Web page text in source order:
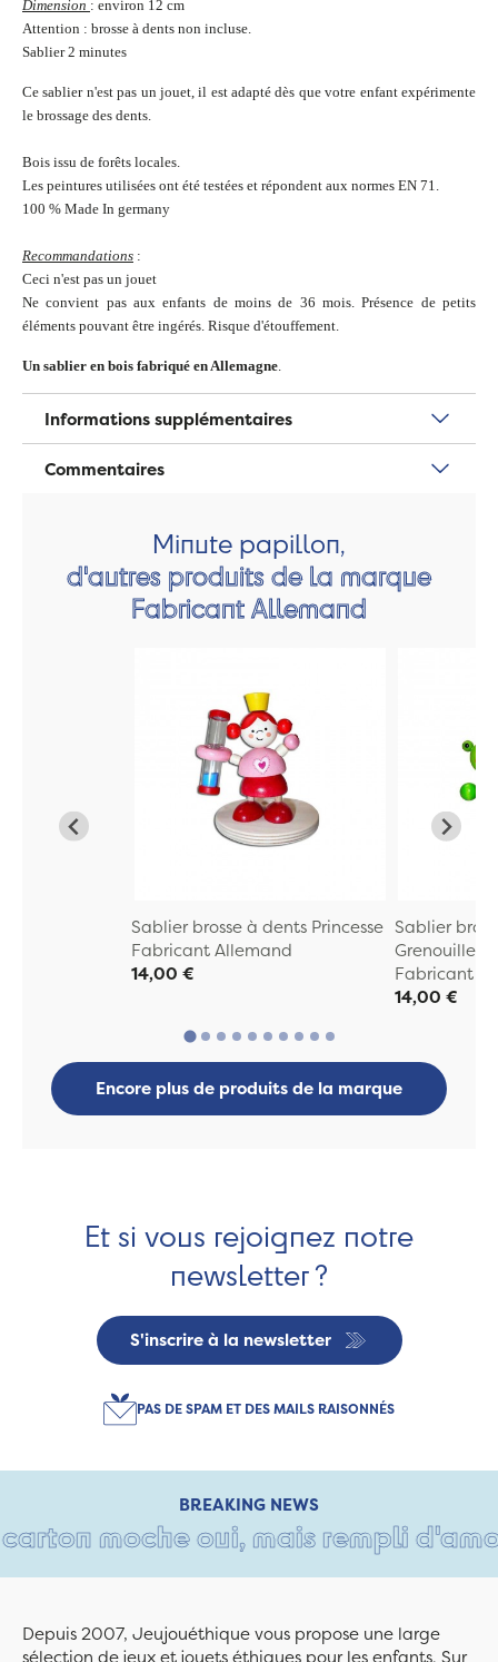
Dimension : environ 12 cm
Attention : brosse à dents non incluse.
Sablier 2 minutes
Ce sablier n'est pas un jouet, il est adapté dès que votre enfant expérimente
le brossage des dents.
Bois issu de forêts locales.
Les peintures utilisées ont été testées et répondent aux normes EN 71.
100 % Made In germany
Recommandations :
Ceci n'est pas un jouet
Ne convient pas aux enfants de moins de 36 mois. Présence de petits
éléments pouvant être ingérés. Risque d'étouffement.
Un sablier en bois fabriqué en Allemagne.
Informations supplémentaires
Commentaires
Minute papillon,
d'autres produits de la marque
Fabricant Allemand
Sablier brosse à dents Princesse
Fabricant Allemand
14,00 €
Sablier
Grenouille
Fabricant
14,00 €
Encore plus de produits de la marque
Et si vous rejoignez notre
newsletter ?
S'inscrire à la newsletter
PAS DE SPAM ET DES MAILS RAISONNÉS
BREAKING NEWS
moche oui, mais rempli
Depuis 2007, Jeujouéthique vous propose une large
sélection de jeux et jouets éthiques pour les enfants. Sur